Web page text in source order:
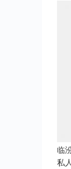
临
私